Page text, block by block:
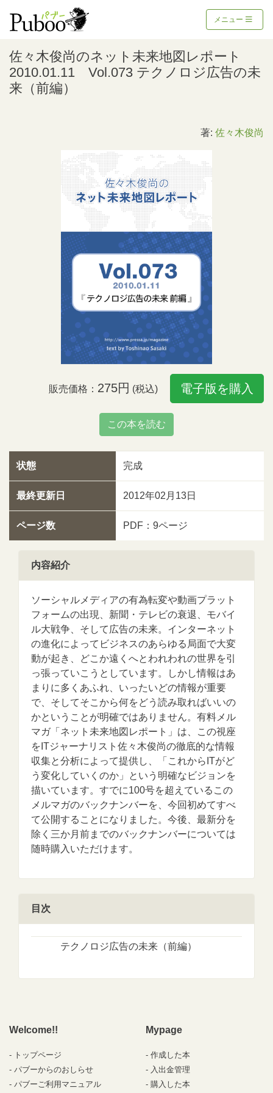
メニュー
佐々木俊尚のネット未来地図レポート
2010.01.11 Vol.073 テクノロジ広告の未
来（前編）
著: 佐々木俊尚
販売価格： 275円 (税込) 電子版を購入
この本を読む
状態 完成
最終更新日 2012年02月13日
ページ数 PDF：9ページ
内容紹介
ソーシャルメディアの有為転変や動画プラット
フォームの出現、新聞・テレビの衰退、モバイ
ル大戦争、そして広告の未来。インターネット
の進化によってビジネスのあらゆる局面で大変
動が起き、どこか遠くへとわれわれの世界を引
っ張っていこうとしています。しかし情報はあ
まりに多くあふれ、いったいどの情報が重要
で、そしてそこから何をどう読み取ればいいの
かということが明確ではありません。有料メル
マガ「ネット未来地図レポート」は、この視座
をITジャーナリスト佐々木俊尚の徹底的な情報
収集と分析によって提供し、「これからITがど
う変化していくのか」という明確なビジョンを
描いています。すでに100号を超えているこの
メルマガのバックナンバーを、今回初めてすべ
て公開することになりました。今後、最新分を
除く三か月前までのバックナンバーについては
随時購入いただけます。
目次
テクノロジ広告の未来（前編）
Welcome!!
トップページ
パブーからのおしらせ
パブーご利用マニュアル
Mypage
作成した本
入出金管理
購入した本